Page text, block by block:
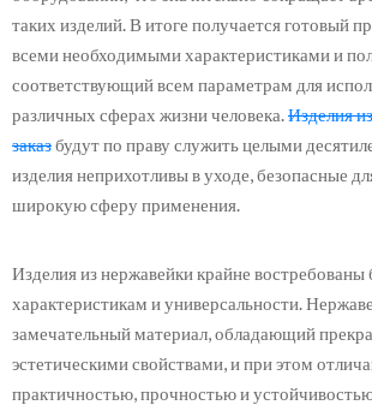
таких изделий. В итоге получается готовый
всеми необходимыми характеристиками и
соответствующий всем параметрам для
различных сферах жизни человека. Изделия
заказбудут по праву служить целыми
изделия неприхотливы в уходе, безопасные
широкую сферу применения.
Изделия из нержавейки крайне востребованы
характеристикам и универсальности.
замечательный материал, обладающий
эстетическими свойствами, и при этом
практичностью, прочностью и